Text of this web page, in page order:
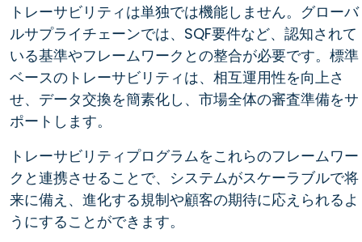
トレーサビリティは単独では機能しません。グローバ
ルサプライチェーンでは、SQF要件など、認知されて
いる基準やフレームワークとの整合が必要です。標準
ベースのトレーサビリティは、相互運用性を向上さ
せ、データ交換を簡素化し、市場全体の審査準備をサ
ポートします。
トレーサビリティプログラムをこれらのフレームワー
クと連携させることで、システムがスケーラブルで将
来に備え、進化する規制や顧客の期待に応えられるよ
うにすることができます。